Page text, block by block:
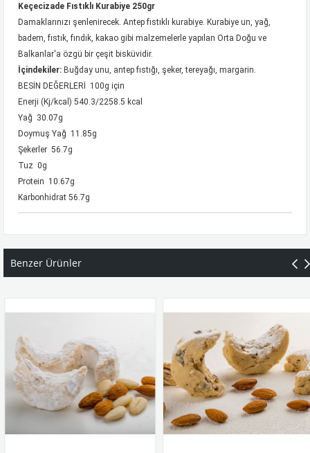
Keçecizade Fıstıklı Kurabiye 250gr
Damaklarınızı şenlenirecek. Antep fıstıklı kurabiye. Kurabiye un, yağ,
badem, fıstık, fındık, kakao gibi malzemelerle yapılan Orta Doğu ve
Balkanlar'a özgü bir çeşit bisküvidir.
İçindekiler: Buğday unu, antep fıstığı, şeker, tereyağı, margarin.
BESİN DEĞERLERİ 100g için
Enerji (Kj/kcal) 540.3/2258.5 kcal
Yağ 30.07g
Doymuş Yağ 11.85g
Şekerler 56.7g
Tuz 0g
Protein 10.67g
Karbonhidrat 56.7g
Benzer Ürünler